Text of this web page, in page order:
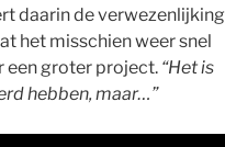
daarin de verwezenlijking
het misschien weer snel
een groter project. “Het is
hebben, maar…”